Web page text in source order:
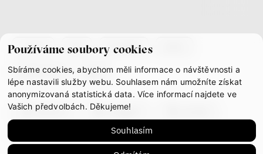
Používáme soubory cookies
Sbíráme cookies, abychom měli informace o návštěvnosti a
lépe nastavili služby webu. Souhlasem nám umožníte získat
anonymizovaná statistická data. Více informací najdete ve
Vašich předvolbách. Děkujeme!
Souhlasím
co je if tým kontakty
partnerství gdpr
facebook instagram